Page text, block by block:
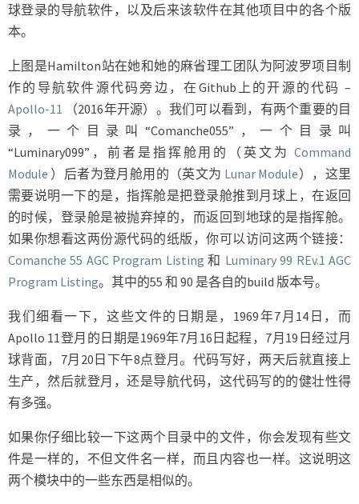
球登录的导航软件，以及后来该软件在其他项目中的各个版
本。
上图是Hamilton站在她和她的麻省理工团队为阿波罗项目制
作的导航软件源代码旁边，在Github上的开源的代码 –
Apollo-11 （2016年开源）。我们可以看到，有两个重要的目
录，一个目录叫“Comanche055”，一个目录叫
“Luminary099”，前者是指挥舱用的（英文为 Command
Module ）后者为登月舱用的（英文为 Lunar Module），这里
需要说明一下的是，指挥舱是把登录舱推到月球上，在返回
的时候，登录舱是被抛弃掉的，而返回到地球的是指挥舱。
如果你想看这两份源代码的纸版，你可以访问这两个链接：
Comanche 55 AGC Program Listing 和 Luminary 99 REv.1 AGC
Program Listing。其中的55 和 90 是各自的build 版本号。
我们细看一下，这些文件的日期是，1969年7月14日，而
Apollo 11登月的日期是1969年7月16日起程，7月19日经过月
球背面，7月20日下午8点登月。代码写好，两天后就直接上
生产，然后就登月，还是导航代码，这代码写的的健壮性得
有多强。
如果你仔细比较一下这两个目录中的文件，你会发现有些文
件是一样的，不但文件名一样，而且内容也一样。这说明这
两个模块中的一些东西是相似的。